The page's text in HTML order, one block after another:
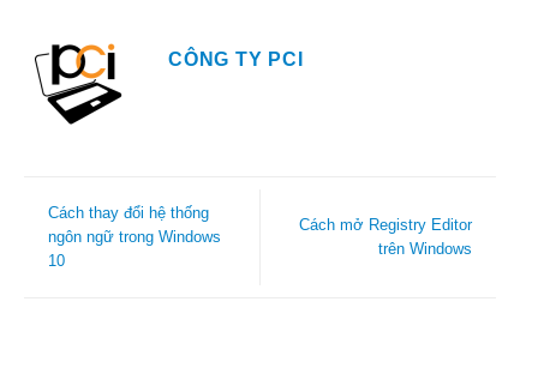
CÔNG TY PCI
Cách thay đổi hệ thống
ngôn ngữ trong Windows
10
Cách mở Registry Editor
trên Windows